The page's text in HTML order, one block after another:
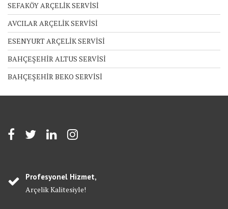
SEFAKÖY ARÇELİK SERVİSİ
AVCILAR ARÇELİK SERVİSİ
ESENYURT ARÇELİK SERVİSİ
BAHÇEŞEHİR ALTUS SERVİSİ
BAHÇEŞEHİR BEKO SERVİSİ
Profesyonel Hizmet,
Arçelik Kalitesiyle!